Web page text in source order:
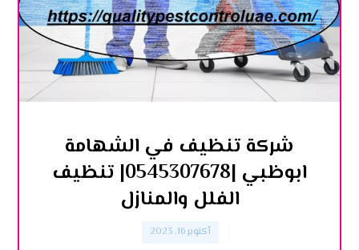
شركة تنظيف في الشهامة
ابوظبي |0545307678| تنظيف
الفلل والمنازل
أكتوبر 16, 2023